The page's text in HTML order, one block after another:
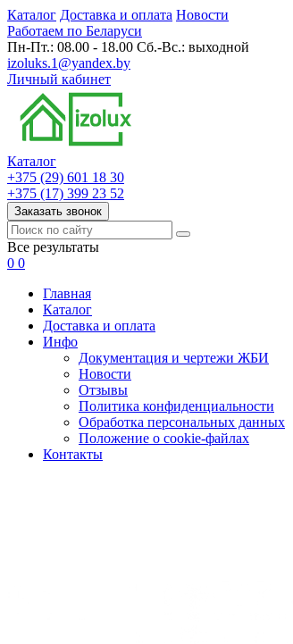
Каталог Доставка и оплата Новости
Работаем по Беларуси
Пн-Пт.: 08.00 - 18.00 Сб.-Вс.: выходной
izoluks.1@yandex.by
Личный кабинет
Каталог
+375 (29) 601 18 30
+375 (17) 399 23 52
Заказать звонок
Все результаты
0 0
Главная
Каталог
Доставка и оплата
Инфо
Документация и чертежи ЖБИ
Новости
Отзывы
Политика конфиденциальности
Обработка персональных данных
Положение о cookie-файлах
Контакты